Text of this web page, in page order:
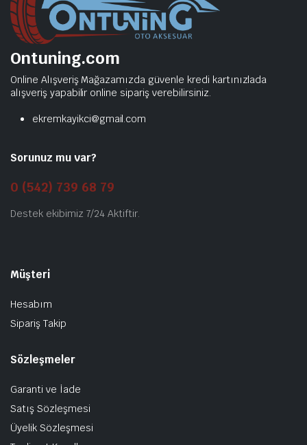
Ontuning.com
Online Alışveriş Mağazamızda güvenle kredi kartınızlada
alışveriş yapabilir online sipariş verebilirsiniz.
ekremkayikci@gmail.com
Sorunuz mu var?
0 (542) 739 68 79
Destek ekibimiz 7/24 Aktiftir.
Müşteri
Hesabım
Sipariş Takip
Sözleşmeler
Garanti ve İade
Satış Sözleşmesi
Üyelik Sözleşmesi